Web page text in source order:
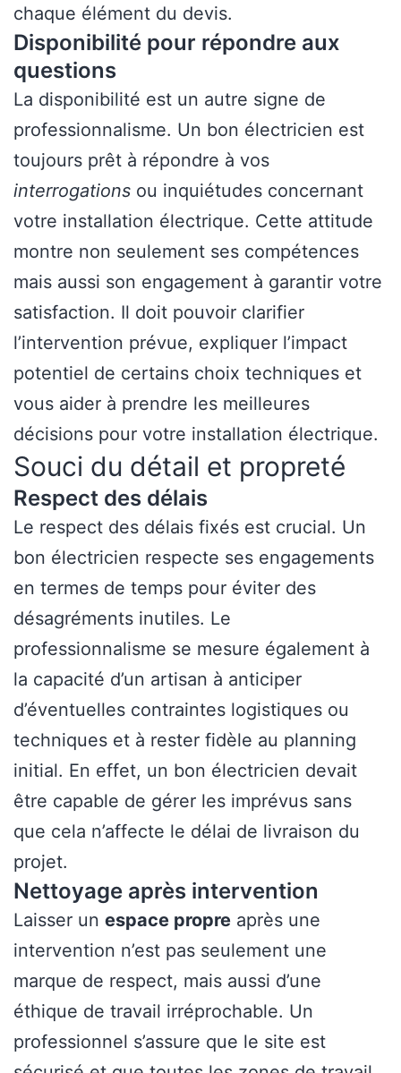
chaque élément du devis.
Disponibilité pour répondre aux
questions
La disponibilité est un autre signe de
professionnalisme. Un bon électricien est
toujours prêt à répondre à vos
interrogations ou inquiétudes concernant
votre installation électrique. Cette attitude
montre non seulement ses compétences
mais aussi son engagement à garantir votre
satisfaction. Il doit pouvoir clarifier
l’intervention prévue, expliquer l’impact
potentiel de certains choix techniques et
vous aider à prendre les meilleures
décisions pour votre installation électrique.
Souci du détail et propreté
Respect des délais
Le respect des délais fixés est crucial. Un
bon électricien respecte ses engagements
en termes de temps pour éviter des
désagréments inutiles. Le
professionnalisme se mesure également à
la capacité d’un artisan à anticiper
d’éventuelles contraintes logistiques ou
techniques et à rester fidèle au planning
initial. En effet, un bon électricien devait
être capable de gérer les imprévus sans
que cela n’affecte le délai de livraison du
projet.
Nettoyage après intervention
Laisser un espace propre après une
intervention n’est pas seulement une
marque de respect, mais aussi d’une
éthique de travail irréprochable. Un
professionnel s’assure que le site est